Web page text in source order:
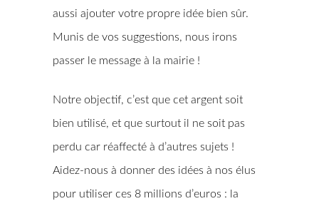
aussi ajouter votre propre idée bien sûr.
Munis de vos suggestions, nous irons
passer le message à la mairie !
Notre objectif, c’est que cet argent soit
bien utilisé, et que surtout il ne soit pas
perdu car réaffecté à d’autres sujets !
Aidez-nous à donner des idées à nos élus
pour utiliser ces 8 millions d’euros : la